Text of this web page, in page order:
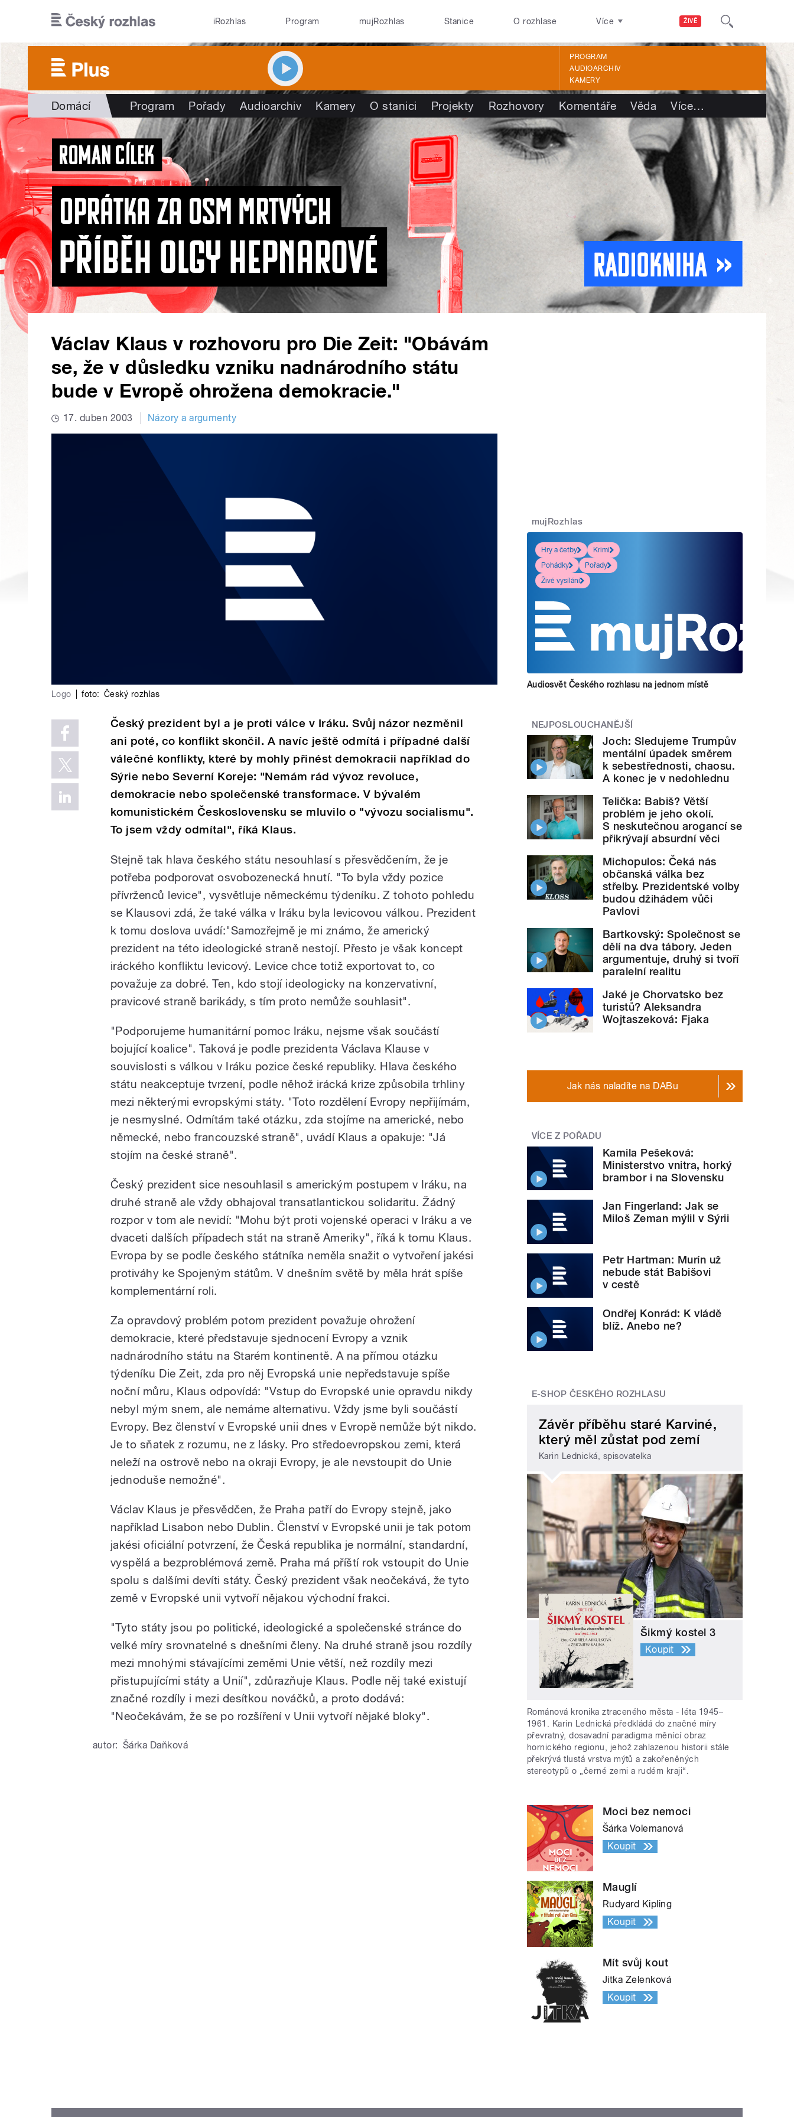
ŽIVĚ
iRozhlas Program mujRozhlas Stanice O rozhlase Více
PROGRAM
AUDIOARCHIV
KAMERY
Domácí Program Pořady Audioarchiv Kamery O stanici Projekty Rozhovory Komentáře Věda Více…
Václav Klaus v rozhovoru pro Die Zeit: "Obávám
se, že v důsledku vzniku nadnárodního státu
bude v Evropě ohrožena demokracie."
17. duben 2003 Názory a argumenty
Logo foto: Český rozhlas
Český prezident byl a je proti válce v Iráku. Svůj názor nezměnil
ani poté, co konflikt skončil. A navíc ještě odmítá i případné další
válečné konflikty, které by mohly přinést demokracii například do
Sýrie nebo Severní Koreje: "Nemám rád vývoz revoluce,
demokracie nebo společenské transformace. V bývalém
komunistickém Československu se mluvilo o "vývozu socialismu".
To jsem vždy odmítal", říká Klaus.
Stejně tak hlava českého státu nesouhlasí s přesvědčením, že je
potřeba podporovat osvobozenecká hnutí. "To byla vždy pozice
přívrženců levice", vysvětluje německému týdeníku. Z tohoto pohledu
se Klausovi zdá, že také válka v Iráku byla levicovou válkou. Prezident
k tomu doslova uvádí:"Samozřejmě je mi známo, že americký
prezident na této ideologické straně nestojí. Přesto je však koncept
iráckého konfliktu levicový. Levice chce totiž exportovat to, co
považuje za dobré. Ten, kdo stojí ideologicky na konzervativní,
pravicové straně barikády, s tím proto nemůže souhlasit".
"Podporujeme humanitární pomoc Iráku, nejsme však součástí
bojující koalice". Taková je podle prezidenta Václava Klause v
souvislosti s válkou v Iráku pozice české republiky. Hlava českého
státu neakceptuje tvrzení, podle něhož irácká krize způsobila trhliny
mezi některými evropskými státy. "Toto rozdělení Evropy nepřijímám,
je nesmyslné. Odmítám také otázku, zda stojíme na americké, nebo
německé, nebo francouzské straně", uvádí Klaus a opakuje: "Já
stojím na české straně".
Český prezident sice nesouhlasil s americkým postupem v Iráku, na
druhé straně ale vždy obhajoval transatlantickou solidaritu. Žádný
rozpor v tom ale nevidí: "Mohu být proti vojenské operaci v Iráku a ve
dvaceti dalších případech stát na straně Ameriky", říká k tomu Klaus.
Evropa by se podle českého státníka neměla snažit o vytvoření jakési
protiváhy ke Spojeným státům. V dnešním světě by měla hrát spíše
komplementární roli.
Za opravdový problém potom prezident považuje ohrožení
demokracie, které představuje sjednocení Evropy a vznik
nadnárodního státu na Starém kontinentě. A na přímou otázku
týdeníku Die Zeit, zda pro něj Evropská unie nepředstavuje spíše
noční můru, Klaus odpovídá: "Vstup do Evropské unie opravdu nikdy
nebyl mým snem, ale nemáme alternativu. Vždy jsme byli součástí
Evropy. Bez členství v Evropské unii dnes v Evropě nemůže být nikdo.
Je to sňatek z rozumu, ne z lásky. Pro středoevropskou zemi, která
neleží na ostrově nebo na okraji Evropy, je ale nevstoupit do Unie
jednoduše nemožné".
Václav Klaus je přesvědčen, že Praha patří do Evropy stejně, jako
například Lisabon nebo Dublin. Členství v Evropské unii je tak potom
jakési oficiální potvrzení, že Česká republika je normální, standardní,
vyspělá a bezproblémová země. Praha má příští rok vstoupit do Unie
spolu s dalšími devíti státy. Český prezident však neočekává, že tyto
země v Evropské unii vytvoří nějakou východní frakci.
"Tyto státy jsou po politické, ideologické a společenské stránce do
velké míry srovnatelné s dnešními členy. Na druhé straně jsou rozdíly
mezi mnohými stávajícími zeměmi Unie větší, než rozdíly mezi
přistupujícími státy a Unií", zdůrazňuje Klaus. Podle něj také existují
značné rozdíly i mezi desítkou nováčků, a proto dodává:
"Neočekávám, že se po rozšíření v Unii vytvoří nějaké bloky".
autor: Šárka Daňková
mujRozhlas
Hry a četby
Krimi
Pohádky
Pořady
Živé vysílání
Audiosvět Českého rozhlasu na jednom místě
NEJPOSLOUCHANĚJŠÍ
Joch: Sledujeme Trumpův
mentální úpadek směrem
k sebestřednosti, chaosu.
A konec je v nedohlednu
Telička: Babiš? Větší
problém je jeho okolí.
S neskutečnou arogancí se
přikrývají absurdní věci
Michopulos: Čeká nás
občanská válka bez
střelby. Prezidentské volby
budou džihádem vůči
Pavlovi
Bartkovský: Společnost se
dělí na dva tábory. Jeden
argumentuje, druhý si tvoří
paralelní realitu
Jaké je Chorvatsko bez
turistů? Aleksandra
Wojtaszeková: Fjaka
Jak nás naladíte na DABu
VÍCE Z POŘADU
Kamila Pešeková:
Ministerstvo vnitra, horký
brambor i na Slovensku
Jan Fingerland: Jak se
Miloš Zeman mýlil v Sýrii
Petr Hartman: Murín už
nebude stát Babišovi
v cestě
Ondřej Konrád: K vládě
blíž. Anebo ne?
E-SHOP ČESKÉHO ROZHLASU
Závěr příběhu staré Karviné,
který měl zůstat pod zemí
Karin Lednická, spisovatelka
Šikmý kostel 3
Koupit
Románová kronika ztraceného města - léta 1945–
1961. Karin Lednická předkládá do značné míry
převratný, dosavadní paradigma měnící obraz
hornického regionu, jehož zahlazenou historii stále
překrývá tlustá vrstva mýtů a zakořeněných
stereotypů o „černé zemi a rudém kraji“.
Moci bez nemoci
Šárka Volemanová
Koupit
Mauglí
Rudyard Kipling
Koupit
Mít svůj kout
Jitka Zelenková
Koupit